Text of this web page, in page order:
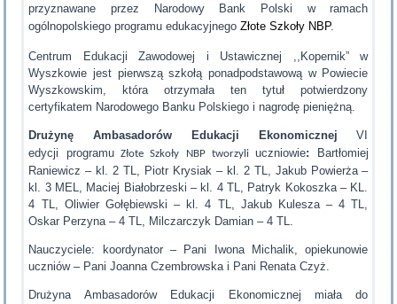
przyznawane przez
Narodowy Bank Polski w ramach
ogólnopolskiego programu edukacyjnegoZłote Szkoły NBP.
Centrum Edukacji Zawodowej i Ustawicznej ,,Kopernik” w
Wyszkowie jest pierwszą szkołą ponadpodstawową w Powiecie
Wyszkowskim, która otrzymała ten tytuł potwierdzony
certyfikatem Narodowego Banku Polskiego i nagrodę pieniężną.
Drużynę Ambasadorów Edukacji Ekonomicznej
VI
edycji programu Złote Szkoły NBP tworzyli uczniowie:
Bartłomiej
Raniewicz – kl. 2 TL, Piotr Krysiak – kl. 2 TL, Jakub Powierża –
kl. 3 MEL, Maciej Białobrzeski – kl. 4 TL, Patryk Kokoszka – KL.
4 TL, Oliwier Gołębiewski – kl. 4 TL, Jakub Kulesza – 4 TL,
Oskar Perzyna – 4 TL, Milczarczyk Damian – 4 TL.
Nauczyciele: koordynator – Pani Iwona Michalik, opiekunowie
uczniów – Pani Joanna Czembrowska i Pani Renata Czyż.
Drużyna Ambasadorów Edukacji Ekonomicznej miała do